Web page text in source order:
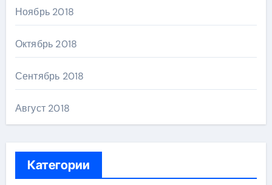
Ноябрь 2018
Октябрь 2018
Сентябрь 2018
Август 2018
Категории